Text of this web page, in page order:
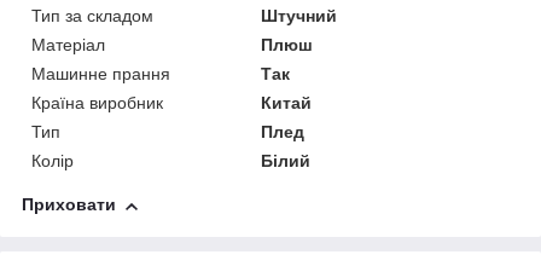
Тип за складом
Штучний
Матеріал
Плюш
Машинне прання
Так
Країна виробник
Китай
Тип
Плед
Колір
Білий
Приховати